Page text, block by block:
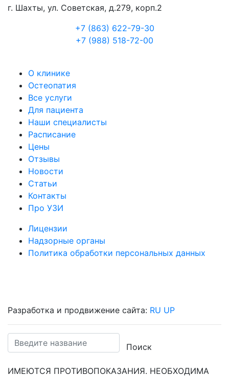
г. Шахты, ул. Советская, д.279, корп.2
+7 (863) 622-79-30
+7 (988) 518-72-00
О клинике
Остеопатия
Все услуги
Для пациента
Наши специалисты
Расписание
Цены
Отзывы
Новости
Статьи
Контакты
Про УЗИ
Лицензии
Надзорные органы
Политика обработки персональных данных
Разработка и продвижение сайта: RU UP
Поиск
ИМЕЮТСЯ ПРОТИВОПОКАЗАНИЯ. НЕОБХОДИМА